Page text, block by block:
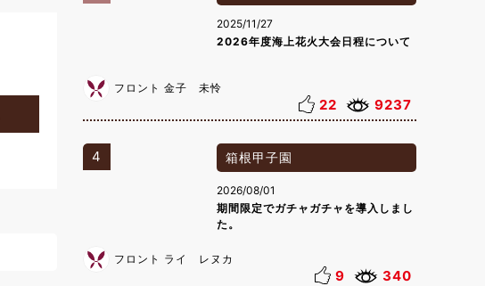
2025/11/27
2026年度海上花火大会日程について
フロント 金子 未怜
22 9237
4 箱根甲子園
2026/08/01
期間限定でガチャガチャを導入しまし
た。
フロント ライ レヌカ
9 340